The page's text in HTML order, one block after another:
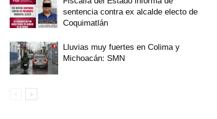
sentencia contra ex alcalde electo de
Coquimatlán
Lluvias muy fuertes en Colima y
Michoacán: SMN